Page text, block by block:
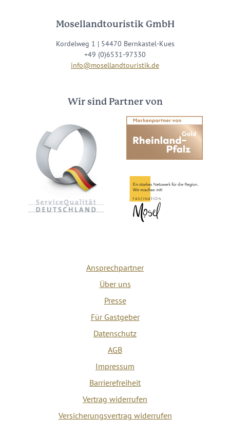
Mosellandtouristik GmbH
Kordelweg 1 | 54470 Bernkastel-Kues
+49 (0)6531-97330
info@mosellandtouristik.de
Wir sind Partner von
Ansprechpartner
Über uns
Presse
Für Gastgeber
Datenschutz
AGB
Impressum
Barrierefreiheit
Vertrag widerrufen
Versicherungsvertrag widerrufen